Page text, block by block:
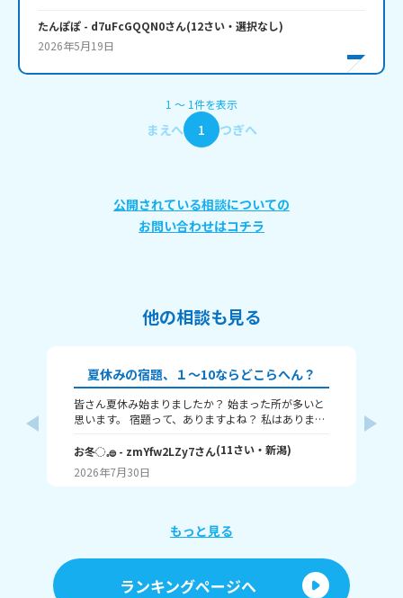
たんぽぽ - d7uFcGQQN0さん(12さい・ 選択なし)
2026年5月19日
1 〜 1件を表示
まえへ 1 つぎへ
公開されている相談についての
お問い合わせはコチラ
他の相談も見る
夏休みの宿題、１～10ならどこらへん？
皆さん夏休み始まりましたか？ 始まった所が多いと
思います。 宿題って、ありますよね？ 私はありま
か？ 1はまだ終わってないで、10は全部終わったと
いうことです！ 私は6です！ワークと習字と絵が残
ってるので！ みなさんも教えてください！ それじゃ
お冬◌𓈒𓐍- zmYfw2LZy7さん(11さい・ 新潟)
2026年7月30日
もっと見る
ランキングページへ